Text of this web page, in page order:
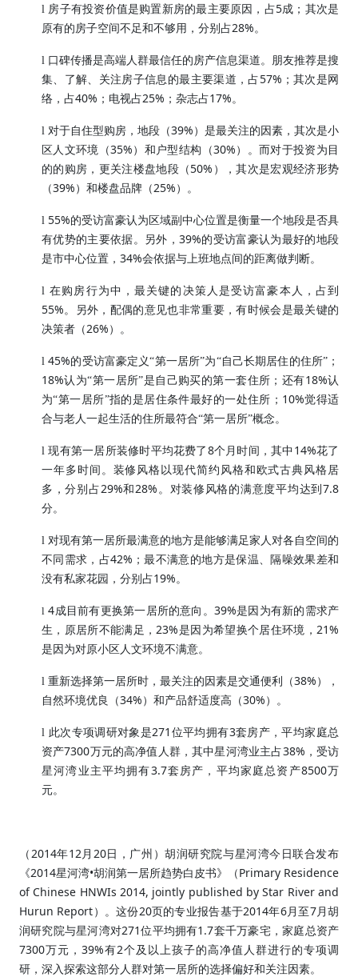
l 房子有投资价值是购置新房的最主要原因，占5成；其次是
原有的房子空间不足和不够用，分别占28%。
l 口碑传播是高端人群最信任的房产信息渠道。朋友推荐是搜
集、了解、关注房子信息的最主要渠道，占 57% ；其次是网
络，占40% ；电视占25% ；杂志占17%。
l 对于自住型购房，地段（39% ）是最关注的因素，其次是小
区人文环境（35% ）和户型结构（30% ）。而对于投资为目
的的购房，更关注楼盘地段（ 50% ），其次是宏观经济形势
（39% ）和楼盘品牌（25% ）。
l 55%的受访富豪认为区域副中心位置是衡量一个地段是否具
有优势的主要依据。另外， 39%的受访富豪认为最好的地段
是市中心位置， 34%会依据与上班地点间的距离做判断。
l 在购房行为中，最关键的决策人是受访富豪本人，占到
55%。另外，配偶的意见也非常重要，有时候会是最关键的
决策者（26% ）。
l 45%的受访富豪定义“第一居所”为“自己长期居住的住所”；
18%认为“第一居所”是自己购买的第一套住所；还有18%认
为“第一居所”指的是居住条件最好的一处住所； 10%觉得适
合与老人一起生活的住所最符合“第一居所”概念。
l 现有第一居所装修时平均花费了 8个月时间，其中 14%花了
一年多时间。装修风格以现代简约风格和欧式古典风格居
多，分别占29%和28% 。对装修风格的满意度平均达到7.8
分。
l 对现有第一居所最满意的地方是能够满足家人对各自空间的
不同需求，占42% ；最不满意的地方是保温、隔噪效果差和
没有私家花园，分别占19%。
l 4成目前有更换第一居所的意向。 39%是因为有新的需求产
生，原居所不能满足，23%是因为希望换个居住环境，21%
是因为对原小区人文环境不满意。
l 重新选择第一居所时，最关注的因素是交通便利（38% ），
自然环境优良（34% ）和产品舒适度高（30% ）。
l 此次专项调研对象是271 位平均拥有3套房产，平均家庭总
资产7300万元的高净值人群，其中星河湾业主占38% ，受访
星河湾业主平均拥有3.7套房产，平均家庭总资产8500万
元。
（ 2014年12月 20日，广州）胡润研究院与星河湾今日联合发布
《2014星河湾•胡润第一居所趋势白皮书》 （ Primary Residence
of Chinese HNWIs 2014, jointly published by Star River and
Hurun Report ） 。这份20页的专业报告基于2014年6月至 7月胡
润研究院与星河湾对271位平均拥有1.7套千万豪宅，家庭总资产
7300万元 ， 39%有2个及以上孩子的高净值人群进行的专项调
研，深入探索这部分人群对第一居所的选择偏好和关注因素。